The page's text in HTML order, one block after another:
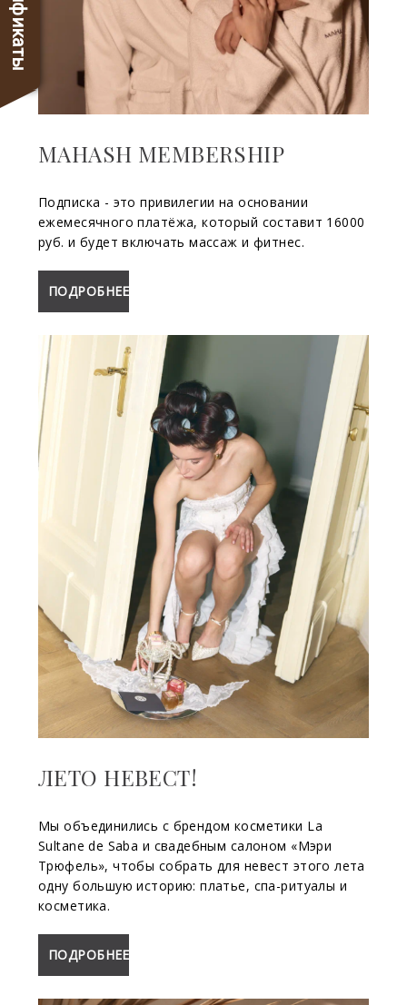
MAHASH MEMBERSHIP
Подписка - это привилегии на основании
ежемесячного платёжа, который составит 16000
руб. и будет включать массаж и фитнес.
ПОДРОБНЕЕ
ЛЕТО НЕВЕСТ!
Мы объединились с брендом косметики La
Sultane de Saba и свадебным салоном «Мэри
Трюфель», чтобы собрать для невест этого лета
одну большую историю: платье, спа-ритуалы и
косметика.
ПОДРОБНЕЕ